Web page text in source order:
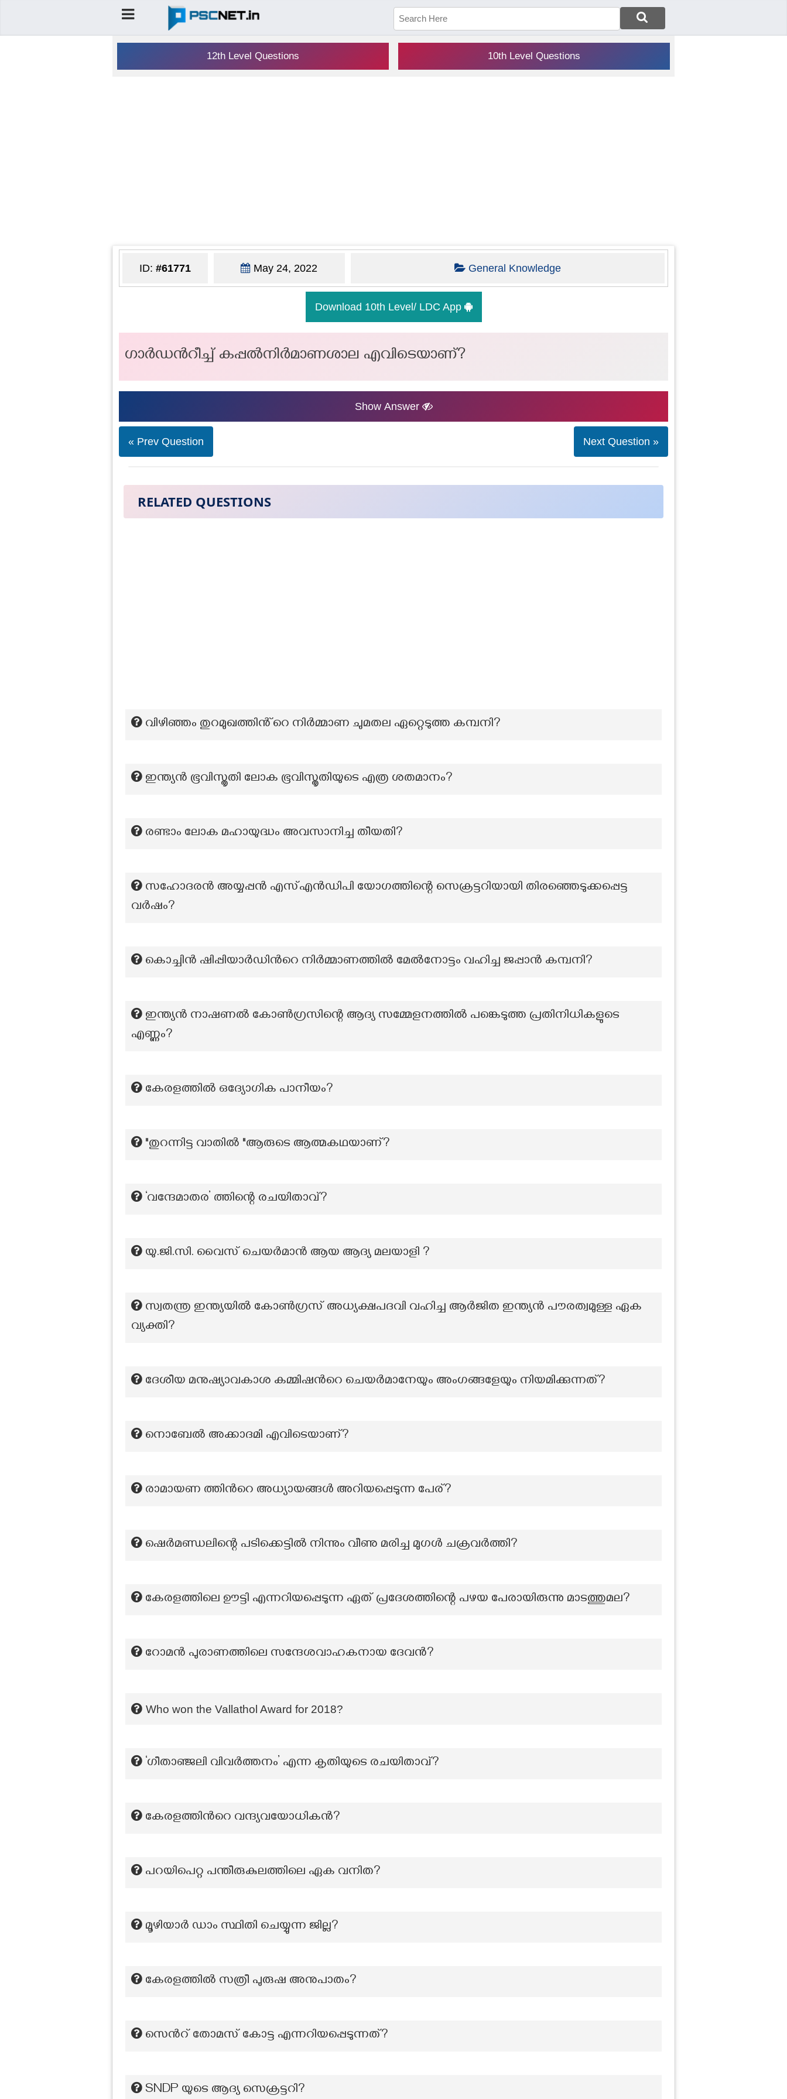
12th Level Questions 10th Level Questions
ID: #61771 May 24, 2022 General Knowledge
Download 10th Level/ LDC App
ഗാർഡൻറീച്ച് കപ്പൽനിർമാണശാല എവിടെയാണ്?
Show Answer
« Prev Question Next Question »
RELATED QUESTIONS
വിഴിഞ്ഞം തുറമുഖത്തിൻ്റെ നിർമ്മാണ ചുമതല ഏറ്റെടുത്ത കമ്പനി?
ഇന്ത്യൻ ഭൂവിസ്തൃതി ലോക ഭൂവിസ്തൃതിയുടെ എത്ര ശതമാനം?
രണ്ടാം ലോക മഹായുദ്ധം അവസാനിച്ച തീയതി?
സഹോദരൻ അയ്യപ്പൻ എസ്എൻഡിപി യോഗത്തിന്റെ സെക്രട്ടറിയായി തിരഞ്ഞെടുക്കപ്പെട്ട
വർഷം?
കൊച്ചിൻ ഷിപ്പിയാർഡിന്‍റെ നിർമ്മാണത്തിൽ മേൽനോട്ടം വഹിച്ച ജപ്പാൻ കമ്പനി?
ഇന്ത്യൻ നാഷണൽ കോൺഗ്രസിന്റെ ആദ്യ സമ്മേളനത്തിൽ പങ്കെടുത്ത പ്രതിനിധികളുടെ
എണ്ണം?
കേരളത്തിൽ ഒദ്യോഗിക പാനീയം?
"തുറന്നിട്ട വാതിൽ "ആരുടെ ആത്മകഥയാണ്?
‘വന്ദേമാതര’ ത്തിന്റെ രചയിതാവ്?
യു.ജി.സി. വൈസ് ചെയർമാൻ ആയ ആദ്യ മലയാളി ?
സ്വതന്ത്ര ഇന്ത്യയിൽ കോൺഗ്രസ് അധ്യക്ഷപദവി വഹിച്ച ആർജിത ഇന്ത്യൻ പൗരത്വമുള്ള ഏക
വ്യക്തി?
ദേശീയ മനുഷ്യാവകാശ കമ്മിഷന്‍റെ ചെയർമാനേയും അംഗങ്ങളേയും നിയമിക്കുന്നത്?
നൊബേൽ അക്കാദമി എവിടെയാണ്?
രാമായണ ത്തിൻറെ അധ്യായങ്ങൾ അറിയപ്പെടുന്ന പേര്?
ഷെർമണ്ഡലിന്റെ പടിക്കെട്ടിൽ നിന്നും വീണു മരിച്ച മുഗൾ ചക്രവർത്തി?
കേരളത്തിലെ ഊട്ടി എന്നറിയപ്പെടുന്ന ഏത് പ്രദേശത്തിന്റെ പഴയ പേരായിരുന്നു മാടത്തുമല?
റോമൻ പുരാണത്തിലെ സന്ദേശവാഹകനായ ദേവൻ?
Who won the Vallathol Award for 2018?
‘ഗീതാഞ്ജലി വിവർത്തനം’ എന്ന കൃതിയുടെ രചയിതാവ്?
കേരളത്തിന്‍റെ വന്ദ്യവയോധികന്‍?
പറയിപെറ്റ പന്തീരുകുലത്തിലെ ഏക വനിത?
മൂഴിയാർ ഡാം സ്ഥിതി ചെയ്യുന്ന ജില്ല?
കേരളത്തിൽ സത്രീ പുരുഷ അനുപാതം?
സെൻറ് തോമസ് കോട്ട എന്നറിയപ്പെടുന്നത്?
SNDP യുടെ ആദ്യ സെക്രട്ടറി?